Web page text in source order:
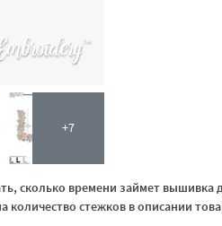
+7
сколько времени займет вышивка
стежков в описании